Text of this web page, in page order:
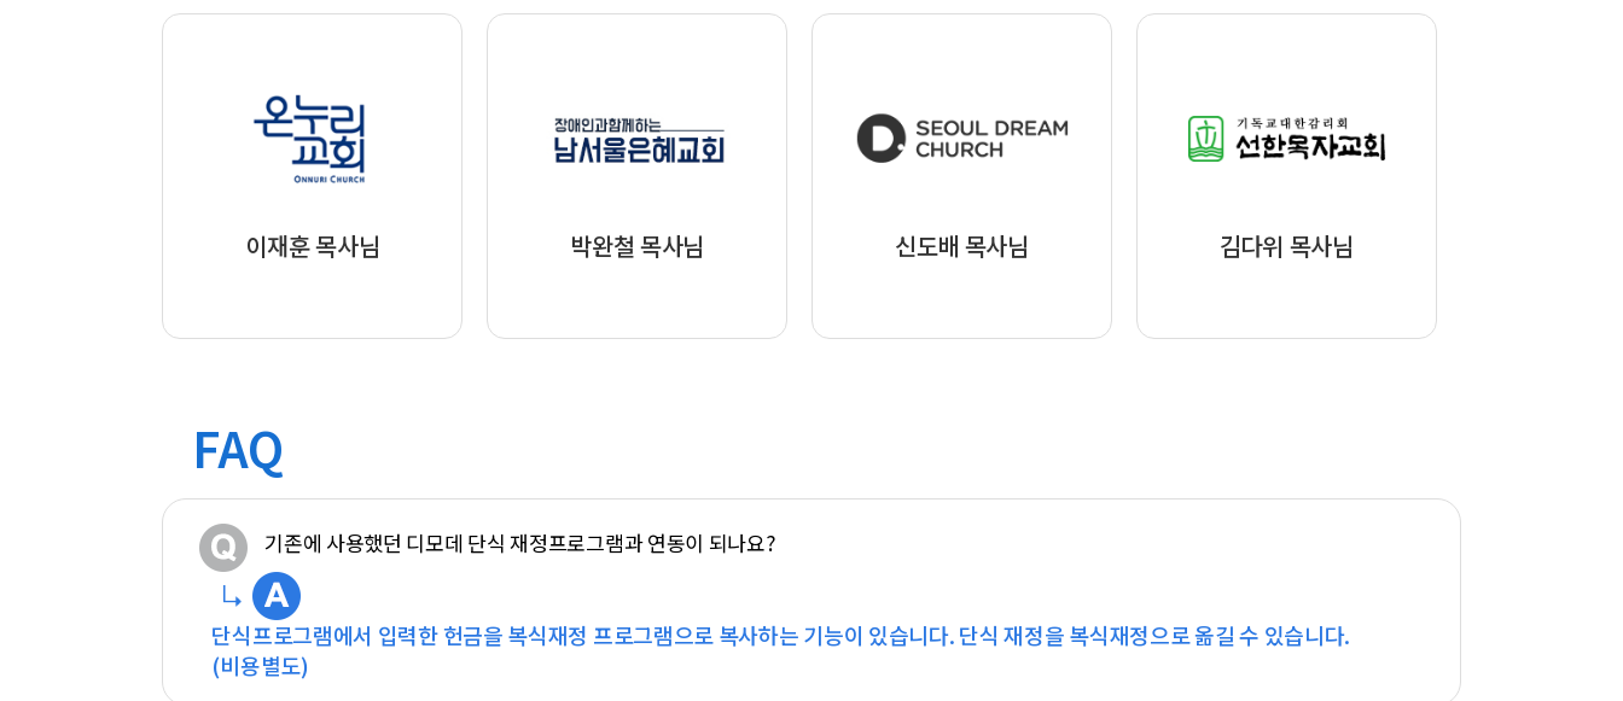
이재훈 목사님 박완철 목사님 신도배 목사님 김다위 목사님
FAQ
기존에 사용했던 디모데 단식 재정프로그램과 연동이 되나요?
단식프로그램에서 입력한 헌금을 복식재정 프로그램으로 복사하는 기능이 있습니다. 단식 재정을 복식재정으로 옮길 수 있습니다.
(비용별도)